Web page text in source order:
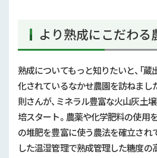
より熟成にこだわ
熟成についてもっと知りたいと、「蔵
化されているなかせ農園を訪ねまし
則さんが、ミネラル豊富な火山灰土
培スタート。農薬や化学肥料の使用
の堆肥を豊富に使う農法を確立され
した温湿管理で熟成管理した糖度の